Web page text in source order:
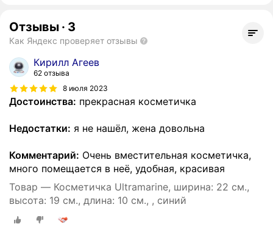
Отзывы · 3
Как Яндекс проверяет отзывы
Кирилл Агеев
62 отзыва
8 июля 2023
Достоинства: прекрасная косметичка
Недостатки: я не нашёл, жена довольна
Комментарий: Очень вместительная косметичка,
много помещается в неё, удобная, красивая
Товар — Косметичка Ultramarine, ширина: 22 см.,
высота: 19 см., длина: 10 см., , синий